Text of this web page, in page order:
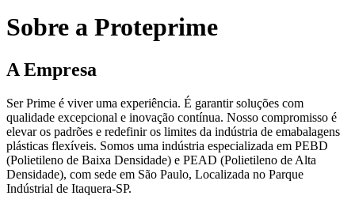
Sobre a Proteprime
A Empresa
Ser Prime é viver uma experiência. É garantir soluções com
qualidade excepcional e inovação contínua. Nosso compromisso é
elevar os padrões e redefinir os limites da indústria de emabalagens
plásticas flexíveis. Somos uma indústria especializada em PEBD
(Polietileno de Baixa Densidade) e PEAD (Polietileno de Alta
Densidade), com sede em São Paulo, Localizada no Parque
Indústrial de Itaquera-SP.